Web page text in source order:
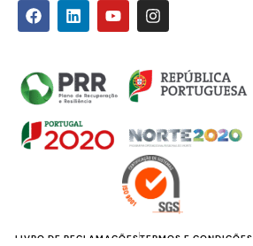
LIVRO DE RECLAMAÇÕESTERMOS E CONDIÇÕES